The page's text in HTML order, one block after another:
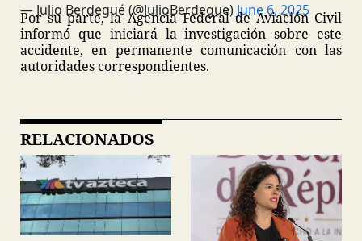
— Julio Berdegué (@JulioBerdegue) June 6, 2025
Por su parte, la Agencia Federal de Aviación Civil
informó que iniciará la investigación sobre este
accidente, en permanente comunicación con las
autoridades correspondientes.
RELACIONADOS